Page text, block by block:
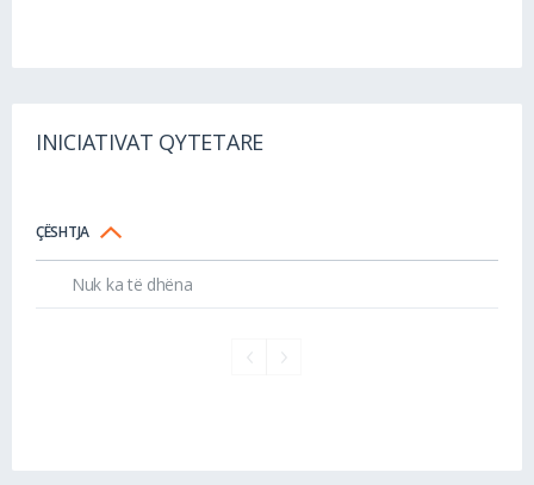
INICIATIVAT QYTETARE
ÇËSHTJA
Nuk ka të dhëna